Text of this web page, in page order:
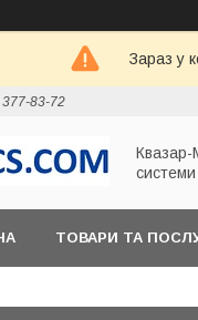
Зараз у
83-72
Квазар-
системи
ТОВАРИ ТА